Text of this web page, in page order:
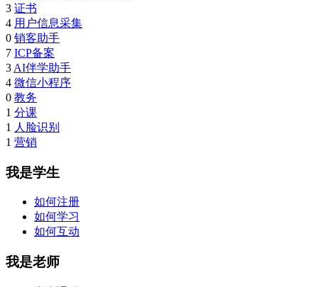
3 证书
4 用户信息采集
0 销客助手
7 ICP备案
3 AI伴学助手
4 微信小程序
0 教务
1 分课
1 人脸识别
1 营销
我是学生
如何注册
如何学习
如何互动
我是老师